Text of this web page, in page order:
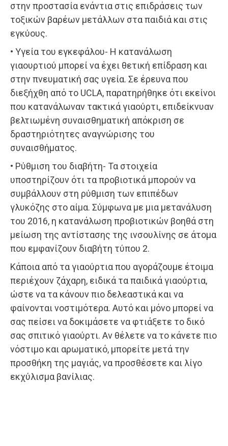
στην προστασία ενάντια στις επιδράσεις των
τοξικών βαρέων μετάλλων στα παιδιά και στις
εγκύους.
• Υγεία του εγκεφάλου- Η κατανάλωση
γιαουρτιού μπορεί να έχει θετική επίδραση και
στην πνευματική σας υγεία. Σε έρευνα που
διεξήχθη από το UCLA, παρατηρήθηκε ότι εκείνοι
που κατανάλωναν τακτικά γιαούρτι, επιδείκνυαν
βελτιωμένη συναισθηματική απόκριση σε
δραστηριότητες αναγνώρισης του
συναισθήματος.
• Ρύθμιση του διαβήτη- Τα στοιχεία
υποστηρίζουν ότι τα προβιοτικά μπορούν να
συμβάλλουν στη ρύθμιση των επιπέδων
γλυκόζης στο αίμα. Σύμφωνα με μια μετανάλυση
του 2016, η κατανάλωση προβιοτικών βοηθά στη
μείωση της αντίστασης της ινσουλίνης σε άτομα
που εμφανίζουν διαβήτη τύπου 2.
Κάποια από τα γιαούρτια που αγοράζουμε έτοιμα
περιέχουν ζάχαρη, ειδικά τα παιδικά γιαούρτια,
ώστε να τα κάνουν πιο δελεαστικά και να
φαίνονται νοστιμότερα. Αυτό και μόνο μπορεί να
σας πείσει να δοκιμάσετε να φτιάξετε το δικό
σας σπιτικό γιαούρτι. Αν θέλετε να το κάνετε πιο
νόστιμο και αρωματικό, μπορείτε μετά την
προσθήκη της μαγιάς, να προσθέσετε και λίγο
εκχύλισμα βανίλιας.